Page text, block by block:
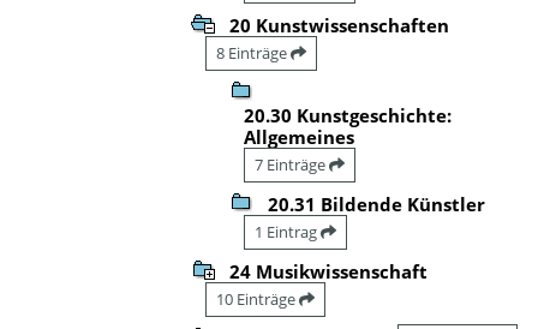
20 Kunstwissenschaften
8 Einträge
20.30 Kunstgeschichte:
Allgemeines
7 Einträge
20.31 Bildende Künstler
1 Eintrag
24 Musikwissenschaft
10 Einträge